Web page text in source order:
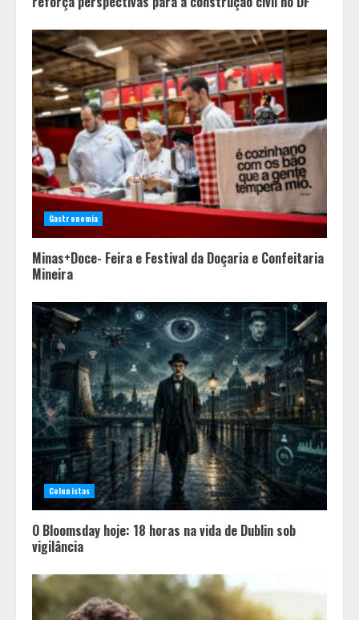
Gastronomia
Minas+Doce- Feira e Festival da Doçaria e Confeitaria
Mineira
Colunistas
O Bloomsday hoje: 18 horas na vida de Dublin sob
vigilância